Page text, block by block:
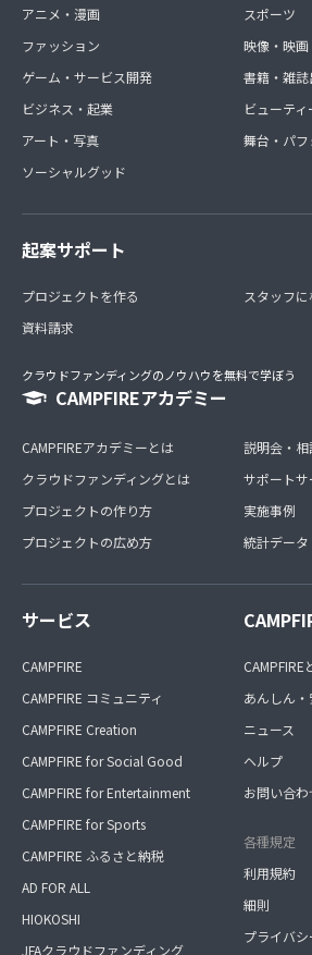
アニメ・漫画
ファッション
ゲーム・サービス開発
ビジネス・起業
アート・写真
ソーシャルグッド
スポーツ
映像・映画
書籍・雑誌
ビューテ
舞台・パフ
起案サポート
プロジェクトを作る
資料請求
スタッフ
クラウドファンディングのノウハウを無料で学ぼう
CAMPFIREアカデミー
CAMPFIREアカデミーとは
クラウドファンディングとは
プロジェクトの作り方
プロジェクトの広め方
説明会・相
サポートサ
実施事例
統計データ
サービス
CAMPFIRE
CAMPFIRE コミュニティ
CAMPFIRE Creation
CAMPFIRE for Social Good
CAMPFIRE for Entertainment
CAMPFIRE for Sports
CAMPFIRE ふるさと納税
AD FOR ALL
HIOKOSHI
JFAクラウドファンディング
CAMPFIRE
あんしん
ニュース
ヘルプ
お問い合わ
各種規定
利用規約
細則
プライバ